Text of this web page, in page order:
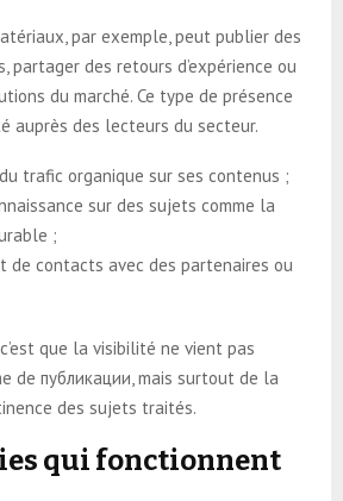
par exemple, peut publier des
partager des retours d’expérience ou
du marché. Ce type de présence
auprès des lecteurs du secteur.
trafic organique sur ses contenus ;
sur des sujets comme la
;
de contacts avec des partenaires ou
que la visibilité ne vient pas
de публикации, mais surtout de la
des sujets traités.
qui fonctionnent